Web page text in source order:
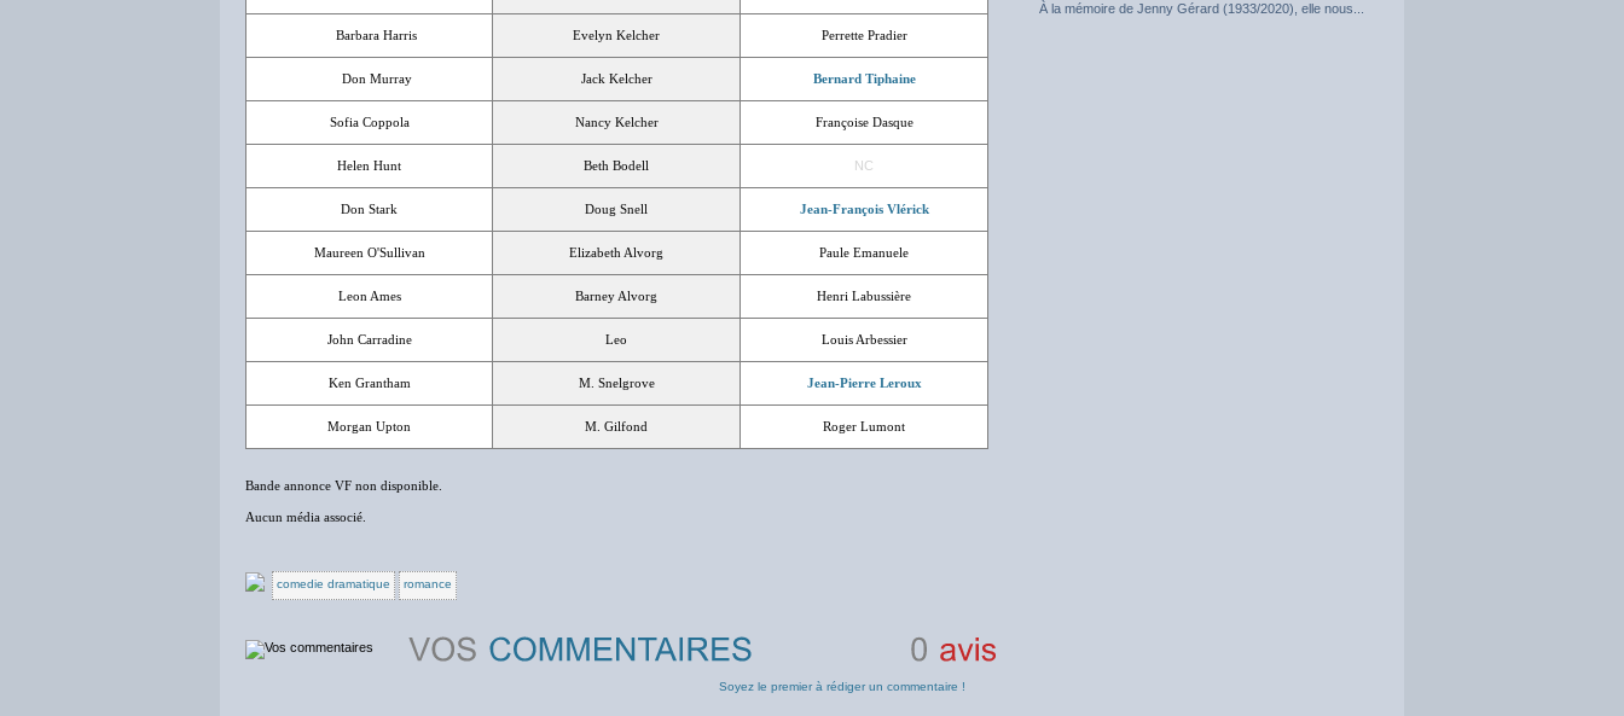
Barbara Harris Evelyn Kelcher Perrette Pradier
Don Murray Jack Kelcher Bernard Tiphaine
Sofia Coppola Nancy Kelcher Françoise Dasque
Helen Hunt Beth Bodell NC
Don Stark Doug Snell Jean-François Vlérick
Maureen O'Sullivan Elizabeth Alvorg Paule Emanuele
Leon Ames Barney Alvorg Henri Labussière
John Carradine Leo Louis Arbessier
Ken Grantham M. Snelgrove Jean-Pierre Leroux
Morgan Upton M. Gilfond Roger Lumont
Bande annonce VF non disponible.
Aucun média associé.
comedie dramatique romance
Soyez le premier à rédiger un commentaire !
À la mémoire de Jenny Gérard (1933/2020), elle nous...